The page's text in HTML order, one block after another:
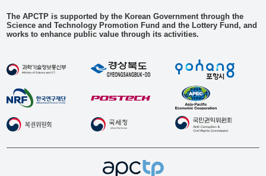
The APCTP is supported by the Korean Government through the
Science and Technology Promotion Fund and the Lottery Fund, and
works to enhance public value through its activities.